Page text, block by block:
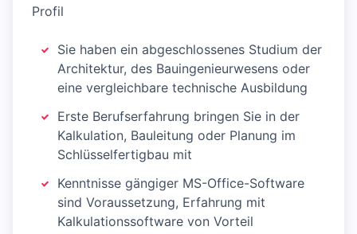
Profil
Sie haben ein abgeschlossenes Studium der
Architektur, des Bauingenieurwesens oder
eine vergleichbare technische Ausbildung
Erste Berufserfahrung bringen Sie in der
Kalkulation, Bauleitung oder Planung im
Schlüsselfertigbau mit
Kenntnisse gängiger MS-Office-Software
sind Voraussetzung, Erfahrung mit
Kalkulationssoftware von Vorteil